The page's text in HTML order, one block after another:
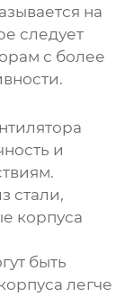
на
следует
с более
и
стали,
корпуса
быть
легче